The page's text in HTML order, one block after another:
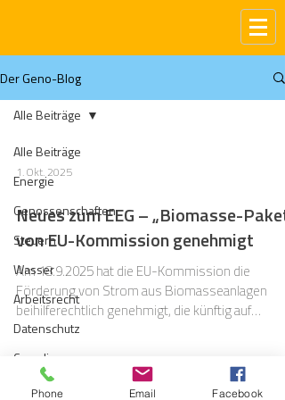
Der Geno-Blog
Alle Beiträge
Energie
Genossenschaften
Steuern
Wasser
Arbeitsrecht
Datenschutz
Compliance
Gas
Alle Beiträge
1. Okt. 2025
Neues zum EEG – „Biomasse-Paket“
von EU-Kommission genehmigt
Am 18.9.2025 hat die EU-Kommission die
Förderung von Strom aus Biomasseanlagen
beihilferechtlich genehmigt, die künftig auf
Grundlage des „Biomasse-Pakets“ vergeben
werden sollen.
Phone Email Facebook